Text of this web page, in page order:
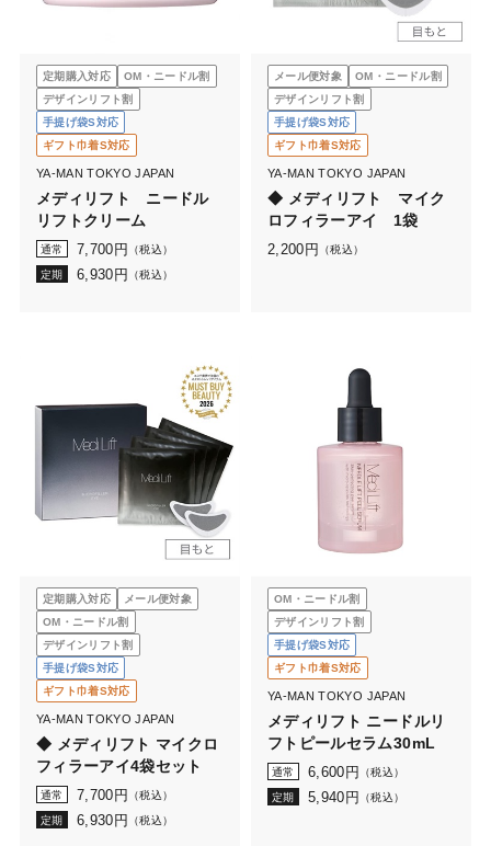
定期購入対応
OM・ニードル割
デザインリフト割
手提げ袋S対応
ギフト巾着S対応
YA-MAN TOKYO JAPAN
メディリフト ニードル
リフトクリーム
通常 7,700 円 （税込）
定期 6,930 円 （税込）
メール便対象
OM・ニードル割
デザインリフト割
手提げ袋S対応
ギフト巾着S対応
YA-MAN TOKYO JAPAN
◆ メディリフト マイク
ロフィラーアイ 1袋
2,200 円 （税込）
定期購入対応
メール便対象
OM・ニードル割
デザインリフト割
手提げ袋S対応
ギフト巾着S対応
YA-MAN TOKYO JAPAN
◆ メディリフト マイクロ
フィラーアイ4袋セット
通常 7,700 円 （税込）
定期 6,930 円 （税込）
OM・ニードル割
デザインリフト割
手提げ袋S対応
ギフト巾着S対応
YA-MAN TOKYO JAPAN
メディリフト ニードルリ
フトピールセラム30mL
通常 6,600 円 （税込）
定期 5,940 円 （税込）